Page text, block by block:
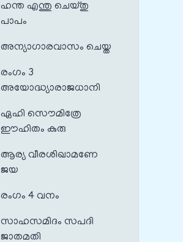
ഹന്ത എന്തു ചെയ്തു
പാപം
അന്യാഗാരവാസം ചെയ്ത
രംഗം 3
അയോദ്ധ്യാരാജധാനി
ഏഹി സൌമിത്രേ
ഈഹിതം കുരു
ആര്യ വീരശിഖാമണേ
ജയ
രംഗം 4 വനം
സാഹസമിദം സപദി
ജാതമതി